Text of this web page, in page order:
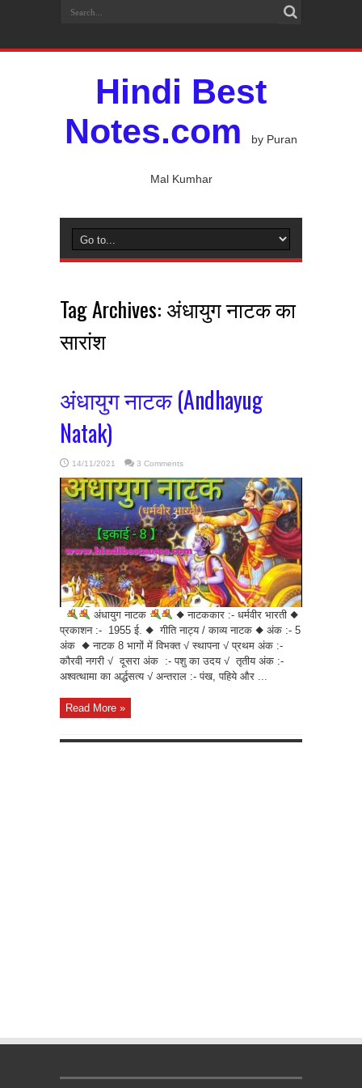
Hindi Best
Notes.com
by Puran
Mal Kumhar
Tag Archives:अंधायुग नाटक का
सारांश
अंधायुग नाटक (Andhayug
Natak)
14/11/2021 3 Comments
अंधायुग नाटक
◆ नाटककार :- धर्मवीर भारती ◆
प्रकाशन :- 1955 ई. ◆ गीति नाट्य / काव्य नाटक ◆ अंक :- 5
अंक ◆ नाटक 8 भागों में विभक्त √ स्थापना √ प्रथम अंक :-
कौरवी नगरी √ दूसरा अंक :- पशु का उदय √ तृतीय अंक :-
अश्वत्थामा का अर्द्धसत्य √ अन्तराल :- पंख, पहिये और ...
Read More »